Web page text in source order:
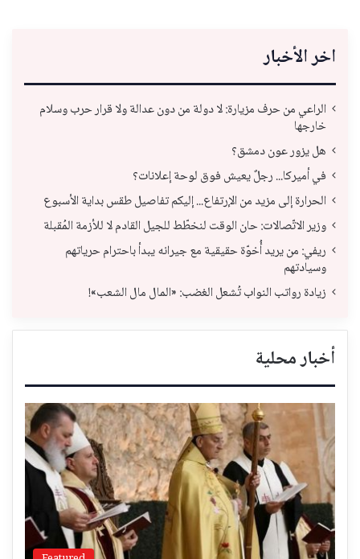
اخر الأخبار
الراعي من حرف مزيارة: لا دولة من دون عدالة ولا قرار حرب وسلام
خارجها
هل يزور عون دمشق؟
في أميركا... رجلٌ يعيش فوق لوحة إعلانات؟
الحرارة إلى مزيد من الإرتفاع... إليكم تفاصيل طقس بداية الأسبوع
وزير الاتّصالات: حان الوقت لنخطّط للجيل القادم لا للأزمة المُقبلة
ريفي: من يريد أُخوّة حقيقية مع جيرانه يبدأ باحترام حرياتهم
وسيادتهم
زيادة رواتب النواب تُشعل الغضب: «المال مال الشعب»!
أخبار محلية